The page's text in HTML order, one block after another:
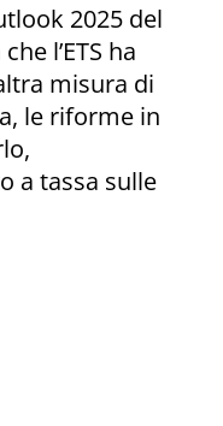
2025 del
l’ETS ha
misura di
le riforme in
a tassa sulle